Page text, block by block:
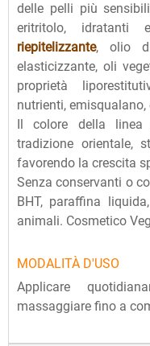
delle pelli più
eritritolo,
riepitelizzante, olio
elasticizzante, oli
proprietà
nutrienti,
Il colore della
tradizione orientale,
favorendo la crescita
Senza conservanti o
BHT, paraffina
animali. Cosmetico
MODALITÀ D'USO
Applicare
massaggiare fino a